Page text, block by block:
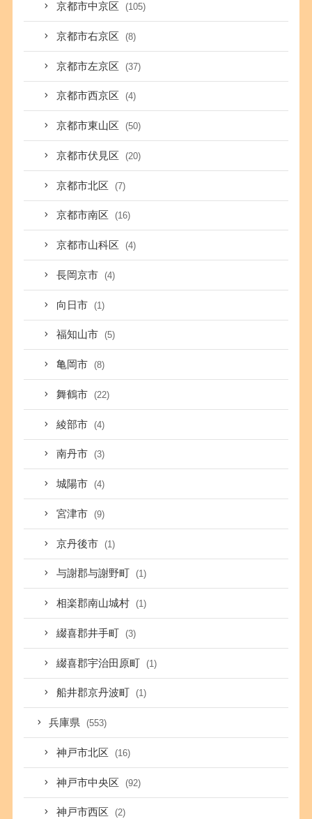
京都市中京区 (105)
京都市右京区 (8)
京都市左京区 (37)
京都市西京区 (4)
京都市東山区 (50)
京都市伏見区 (20)
京都市北区 (7)
京都市南区 (16)
京都市山科区 (4)
長岡京市 (4)
向日市 (1)
福知山市 (5)
亀岡市 (8)
舞鶴市 (22)
綾部市 (4)
南丹市 (3)
城陽市 (4)
宮津市 (9)
京丹後市 (1)
与謝郡与謝野町 (1)
相楽郡南山城村 (1)
綴喜郡井手町 (3)
綴喜郡宇治田原町 (1)
船井郡京丹波町 (1)
兵庫県 (553)
神戸市北区 (16)
神戸市中央区 (92)
神戸市西区 (2)